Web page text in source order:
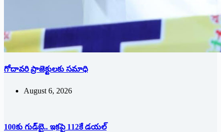
గోదావరి ప్రాజెక్టులకు సమాధి
August 6, 2026
100కు గుడ్‌బై.. ఇకపై 112కే డయల్